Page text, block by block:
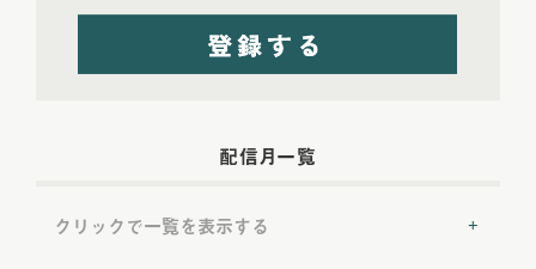
配信月一覧
クリックで一覧を表示する